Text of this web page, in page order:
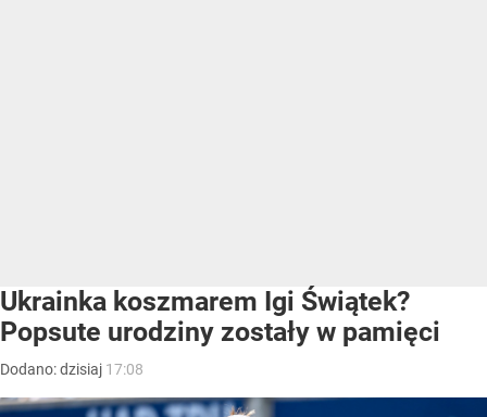
Ukrainka koszmarem Igi Świątek?
Popsute urodziny zostały w pamięci
Dodano:dzisiaj 17:08